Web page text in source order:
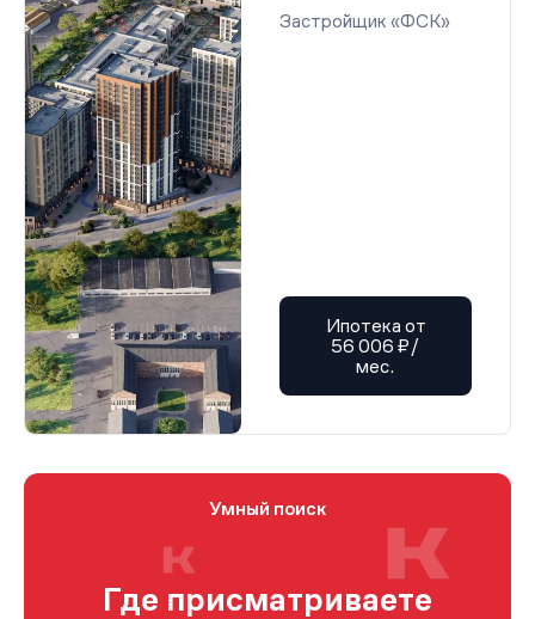
Застройщик «ФСК»
Ипотека от
56 006 ₽/
мес.
Умный поиск
Где присматриваете